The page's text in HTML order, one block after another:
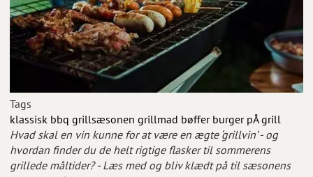
Tags
klassisk bbq grillsæsonen grillmad bøffer burger pÅ grill
Hvad skal en vin kunne for at være en ægte ‘grillvin’ - og
hvordan finder du de helt rigtige flasker til sommerens
grillede måltider? - Læs med og bliv klædt på til sæsonens